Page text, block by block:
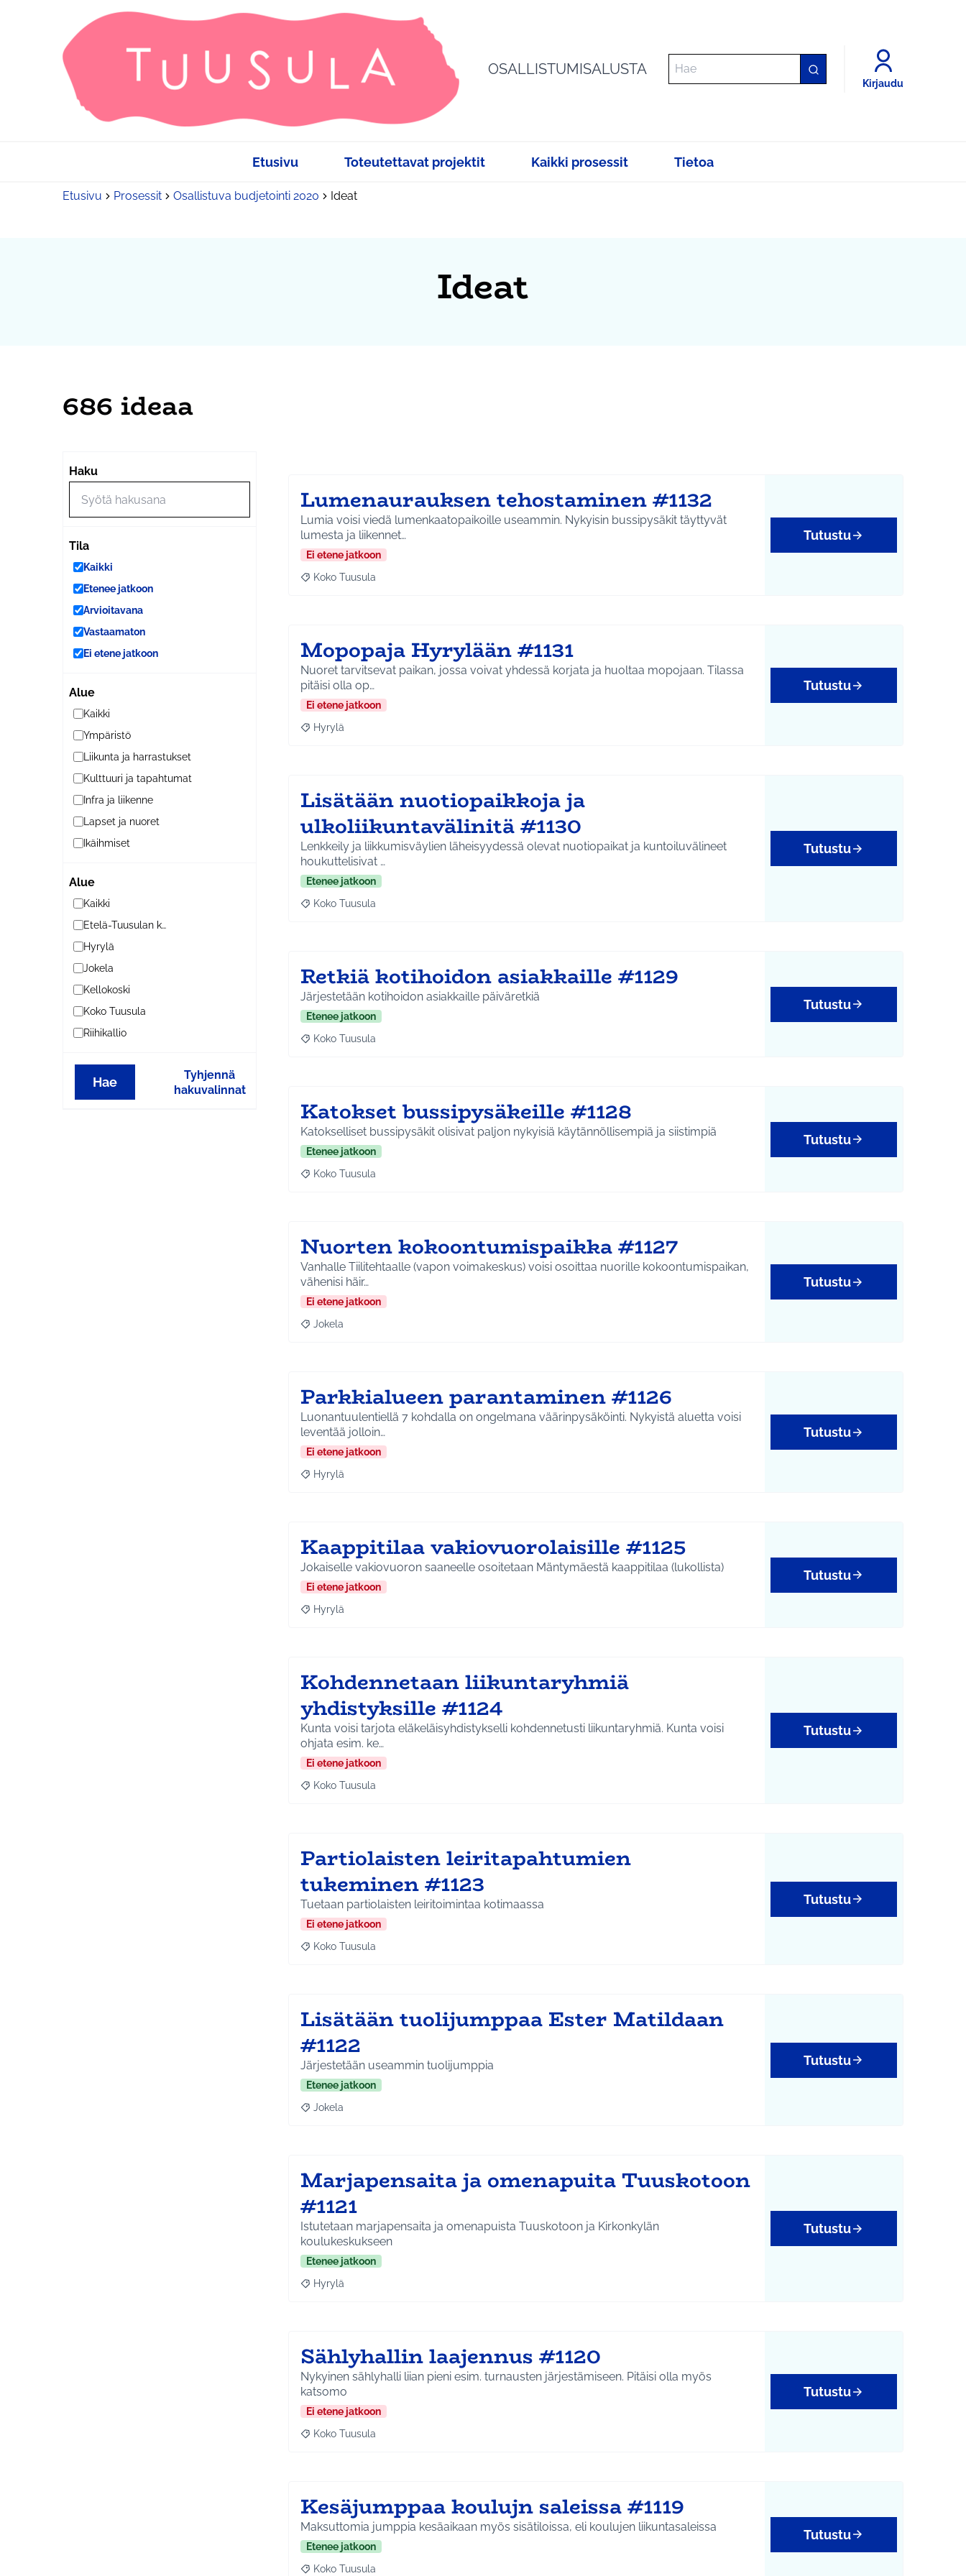
OSALLISTUMISALUSTA
Kirjaudu
Etusivu Toteutettavat projektit Kaikki prosessit Tietoa
Etusivu Prosessit Osallistuva budjetointi 2020 Ideat
Ideat
686 ideaa
Haku
Tila
Kaikki
Etenee jatkoon
Arvioitavana
Vastaamaton
Ei etene jatkoon
Alue
Kaikki
Ympäristö
Liikunta ja harrastukset
Kulttuuri ja tapahtumat
Infra ja liikenne
Lapset ja nuoret
Ikäihmiset
Alue
Kaikki
Etelä-Tuusulan kylät
Hyrylä
Jokela
Kellokoski
Koko Tuusula
Riihikallio
Hae
Tyhjennä
hakuvalinnat
−
Lumenaurauksen tehostaminen #1132
Lumia voisi viedä lumenkaatopaikoille useammin. Nykyisin bussipysäkit täyttyvät
lumesta ja liikennet…
Ei etene jatkoon
Rajaa tulokset aihepiirin mukaan: Koko Tuusula
Koko Tuusula
Tutustu
Mopopaja Hyrylään #1131
Nuoret tarvitsevat paikan, jossa voivat yhdessä korjata ja huoltaa mopojaan. Tilassa
pitäisi olla op…
Ei etene jatkoon
Rajaa tulokset aihepiirin mukaan: Hyrylä
Hyrylä
Tutustu
Lisätään nuotiopaikkoja ja
ulkoliikuntavälinitä #1130
Lenkkeily ja liikkumisväylien läheisyydessä olevat nuotiopaikat ja kuntoiluvälineet
houkuttelisivat …
Etenee jatkoon
Rajaa tulokset aihepiirin mukaan: Koko Tuusula
Koko Tuusula
Tutustu
Retkiä kotihoidon asiakkaille #1129
Järjestetään kotihoidon asiakkaille päiväretkiä
Etenee jatkoon
Rajaa tulokset aihepiirin mukaan: Koko Tuusula
Koko Tuusula
Tutustu
Katokset bussipysäkeille #1128
Katokselliset bussipysäkit olisivat paljon nykyisiä käytännöllisempiä ja siistimpiä
Etenee jatkoon
Rajaa tulokset aihepiirin mukaan: Koko Tuusula
Koko Tuusula
Tutustu
Nuorten kokoontumispaikka #1127
Vanhalle Tiilitehtaalle (vapon voimakeskus) voisi osoittaa nuorille kokoontumispaikan,
vähenisi häir…
Ei etene jatkoon
Rajaa tulokset aihepiirin mukaan: Jokela
Jokela
Tutustu
Parkkialueen parantaminen #1126
Luonantuulentiellä 7 kohdalla on ongelmana väärinpysäköinti. Nykyistä aluetta voisi
leventää jolloin…
Ei etene jatkoon
Rajaa tulokset aihepiirin mukaan: Hyrylä
Hyrylä
Tutustu
Kaappitilaa vakiovuorolaisille #1125
Jokaiselle vakiovuoron saaneelle osoitetaan Mäntymäestä kaappitilaa (lukollista)
Ei etene jatkoon
Rajaa tulokset aihepiirin mukaan: Hyrylä
Hyrylä
Tutustu
Kohdennetaan liikuntaryhmiä
yhdistyksille #1124
Kunta voisi tarjota eläkeläisyhdistykselli kohdennetusti liikuntaryhmiä. Kunta voisi
ohjata esim. ke…
Ei etene jatkoon
Rajaa tulokset aihepiirin mukaan: Koko Tuusula
Koko Tuusula
Tutustu
Partiolaisten leiritapahtumien
tukeminen #1123
Tuetaan partiolaisten leiritoimintaa kotimaassa
Ei etene jatkoon
Rajaa tulokset aihepiirin mukaan: Koko Tuusula
Koko Tuusula
Tutustu
Lisätään tuolijumppaa Ester Matildaan
#1122
Järjestetään useammin tuolijumppia
Etenee jatkoon
Rajaa tulokset aihepiirin mukaan: Jokela
Jokela
Tutustu
Marjapensaita ja omenapuita Tuuskotoon
#1121
Istutetaan marjapensaita ja omenapuista Tuuskotoon ja Kirkonkylän
koulukeskukseen
Etenee jatkoon
Rajaa tulokset aihepiirin mukaan: Hyrylä
Hyrylä
Tutustu
Sählyhallin laajennus #1120
Nykyinen sählyhalli liian pieni esim. turnausten järjestämiseen. Pitäisi olla myös
katsomo
Ei etene jatkoon
Rajaa tulokset aihepiirin mukaan: Koko Tuusula
Koko Tuusula
Tutustu
Kesäjumppaa koulujn saleissa #1119
Maksuttomia jumppia kesäaikaan myös sisätiloissa, eli koulujen liikuntasaleissa
Etenee jatkoon
Koko Tuusula
Tutustu